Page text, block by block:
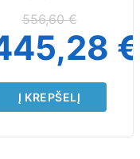
556,60€
€
Į KREPŠELĮ